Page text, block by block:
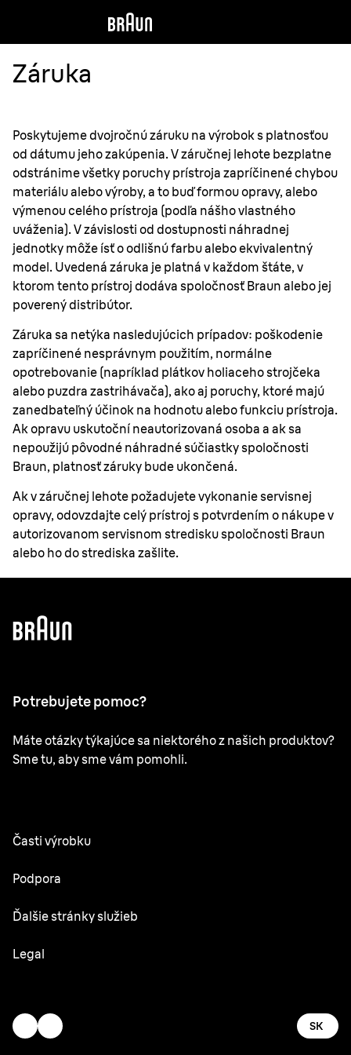
Záruka
Poskytujeme dvojročnú záruku na výrobok s platnosťou
od dátumu jeho zakúpenia. V záručnej lehote bezplatne
odstránime všetky poruchy prístroja zapríčinené chybou
materiálu alebo výroby, a to buď formou opravy, alebo
výmenou celého prístroja (podľa nášho vlastného
uváženia). V závislosti od dostupnosti náhradnej
jednotky môže ísť o odlišnú farbu alebo ekvivalentný
model. Uvedená záruka je platná v každom štáte, v
ktorom tento prístroj dodáva spoločnosť Braun alebo jej
poverený distribútor.
Záruka sa netýka nasledujúcich prípadov: poškodenie
zapríčinené nesprávnym použitím, normálne
opotrebovanie (napríklad plátkov holiaceho strojčeka
alebo puzdra zastrihávača), ako aj poruchy, ktoré majú
zanedbateľný účinok na hodnotu alebo funkciu prístroja.
Ak opravu uskutoční neautorizovaná osoba a ak sa
nepoužijú pôvodné náhradné súčiastky spoločnosti
Braun, platnosť záruky bude ukončená.
Ak v záručnej lehote požadujete vykonanie servisnej
opravy, odovzdajte celý prístroj s potvrdením o nákupe v
autorizovanom servisnom stredisku spoločnosti Braun
alebo ho do strediska zašlite.
Potrebujete pomoc?
Máte otázky týkajúce sa niektorého z našich produktov?
Sme tu, aby sme vám pomohli.
Časti výrobku
Všetky časti
Podpora
Návody na použitie
Ďalšie stránky služieb
Oral-B
Legal
Vyhlásenie o prístupnosti
Ochrana osobných údajov
SK